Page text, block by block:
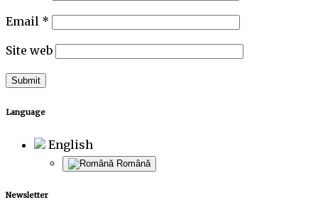
Email *
Site web
Language
English
Română
Newsletter